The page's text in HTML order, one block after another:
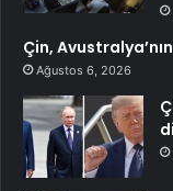
Çin,
Ağustos 6, 2026